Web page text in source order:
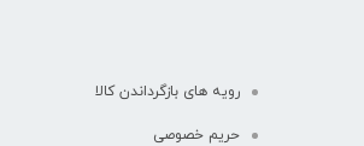
رویه های بازگرداندن کالا
حریم خصوصی